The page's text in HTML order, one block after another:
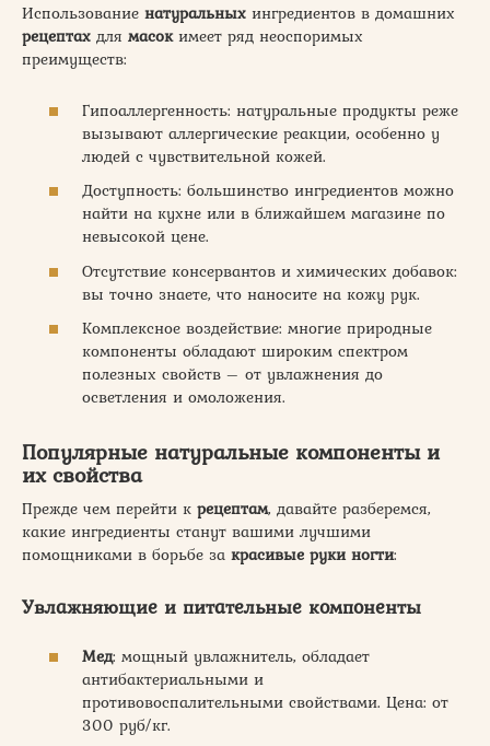
Использование натуральных ингредиентов в домашних
рецептах для масокимеет ряд неоспоримых
преимуществ:
Гипоаллергенность: натуральные продукты реже
вызывают аллергические реакции, особенно у
людей с чувствительной кожей.
Доступность: большинство ингредиентов можно
найти на кухне или в ближайшем магазине по
невысокой цене.
Отсутствие консервантов и химических добавок:
вы точно знаете, что наносите на кожу рук.
Комплексное воздействие: многие природные
компоненты обладают широким спектром
полезных свойств – от увлажнения до
осветления и омоложения.
Популярные натуральные компоненты и
их свойства
Прежде чем перейти к рецептам, давайте разберемся,
какие ингредиенты станут вашими лучшими
помощниками в борьбе за красивые руки ногти:
Увлажняющие и питательные компоненты
Мед: мощный увлажнитель, обладает
антибактериальными и
противовоспалительными свойствами. Цена: от
300 руб/кг.